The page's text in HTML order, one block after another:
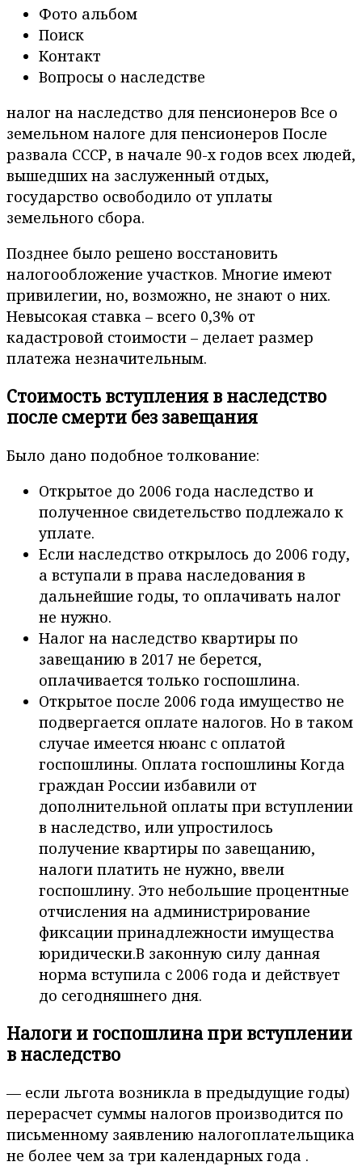
Фото альбом
Поиск
Контакт
Вопросы о наследстве
налог на наследство для пенсионеров Все о
земельном налоге для пенсионеров После
развала СССР, в начале 90-х годов всех людей,
вышедших на заслуженный отдых,
государство освободило от уплаты
земельного сбора.
Позднее было решено восстановить
налогообложение участков. Многие имеют
привилегии, но, возможно, не знают о них.
Невысокая ставка – всего 0,3% от
кадастровой стоимости – делает размер
платежа незначительным.
Стоимость вступления в наследство
после смерти без завещания
Было дано подобное толкование:
Открытое до 2006 года наследство и
полученное свидетельство подлежало к
уплате.
Если наследство открылось до 2006 году,
а вступали в права наследования в
дальнейшие годы, то оплачивать налог
не нужно.
Налог на наследство квартиры по
завещанию в 2017 не берется,
оплачивается только госпошлина.
Открытое после 2006 года имущество не
подвергается оплате налогов. Но в таком
случае имеется нюанс с оплатой
госпошлины. Оплата госпошлины Когда
граждан России избавили от
дополнительной оплаты при вступлении
в наследство, или упростилось
получение квартиры по завещанию,
налоги платить не нужно, ввели
госпошлину. Это небольшие процентные
отчисления на администрирование
фиксации принадлежности имущества
юридически.В законную силу данная
норма вступила с 2006 года и действует
до сегодняшнего дня.
Налоги и госпошлина при вступлении
в наследство
— если льгота возникла в предыдущие годы)
перерасчет суммы налогов производится по
письменному заявлению налогоплательщика
не более чем за три календарных года .